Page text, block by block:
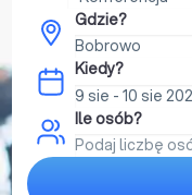
Gdzie?
Kiedy?
Ile osób?